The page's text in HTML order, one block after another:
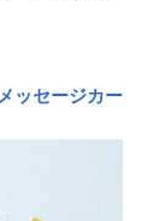
ッセージカー